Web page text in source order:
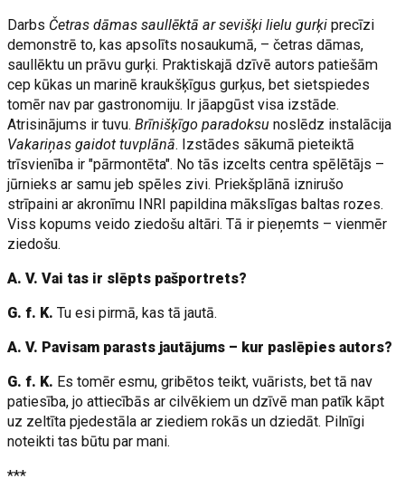
Darbs Četras dāmas saullēktā ar sevišķi lielu gurķi precīzi
demonstrē to, kas apsolīts nosaukumā, – četras dāmas,
saullēktu un prāvu gurķi. Praktiskajā dzīvē autors patiešām
cep kūkas un marinē kraukšķīgus gurķus, bet sietspiedes
tomēr nav par gastronomiju. Ir jāapgūst visa izstāde.
Atrisinājums ir tuvu.Brīnišķīgo paradoksu noslēdz instalācija
Vakariņas gaidot tuvplānā. Izstādes sākumā pieteiktā
trīsvienība ir "pārmontēta". No tās izcelts centra spēlētājs –
jūrnieks ar samu jeb spēles zivi. Priekšplānā iznirušo
strīpaini ar akronīmu INRI papildina mākslīgas baltas rozes.
Viss kopums veido ziedošu altāri. Tā ir pieņemts – vienmēr
ziedošu.
A. V. Vai tas ir slēpts pašportrets?
G. f. K. Tu esi pirmā, kas tā jautā.
A. V. Pavisam parasts jautājums – kur paslēpies autors?
G. f. K. Es tomēr esmu, gribētos teikt, vuārists, bet tā nav
patiesība, jo attiecībās ar cilvēkiem un dzīvē man patīk kāpt
uz zeltīta pjedestāla ar ziediem rokās un dziedāt. Pilnīgi
noteikti tas būtu par mani.